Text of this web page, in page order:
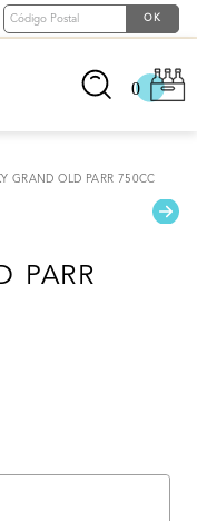
0
GRAND OLD PARR 750CC
PARR